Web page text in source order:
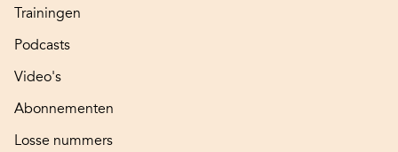
Trainingen
Podcasts
Video's
Abonnementen
Losse nummers